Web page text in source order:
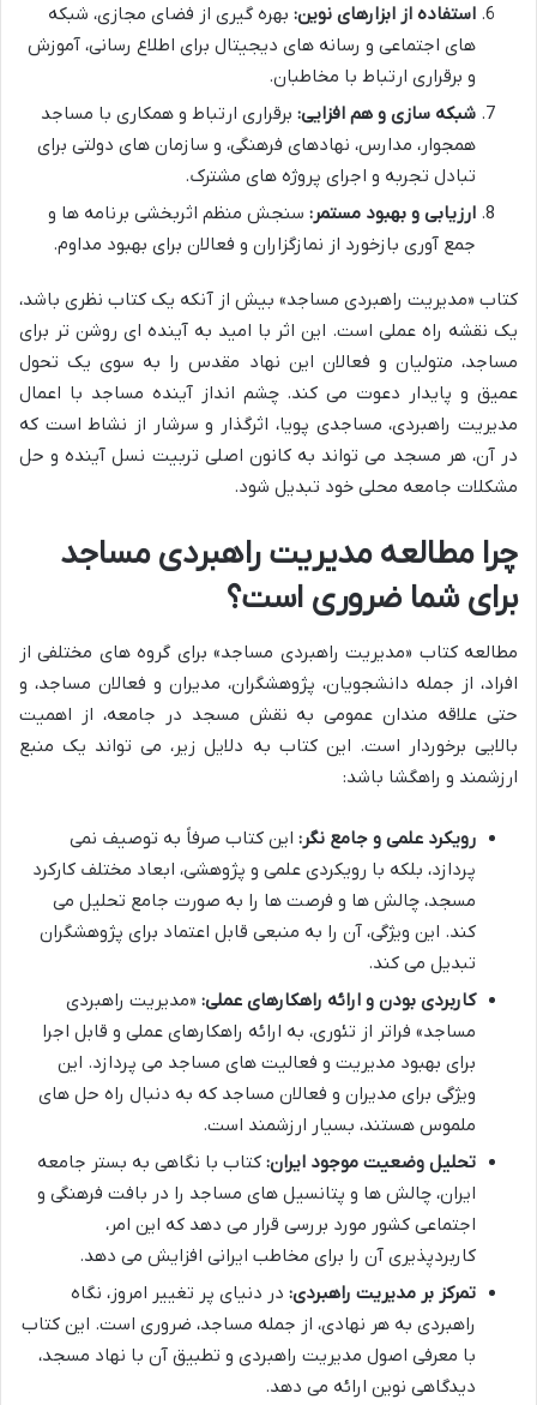
استفاده از ابزارهای نوین: بهره گیری از فضای مجازی، شبکه
های اجتماعی و رسانه های دیجیتال برای اطلاع رسانی، آموزش
و برقراری ارتباط با مخاطبان.
شبکه سازی و هم افزایی: برقراری ارتباط و همکاری با مساجد
همجوار، مدارس، نهادهای فرهنگی، و سازمان های دولتی برای
تبادل تجربه و اجرای پروژه های مشترک.
ارزیابی و بهبود مستمر: سنجش منظم اثربخشی برنامه ها و
جمع آوری بازخورد از نمازگزاران و فعالان برای بهبود مداوم.
کتاب «مدیریت راهبردی مساجد» بیش از آنکه یک کتاب نظری باشد،
یک نقشه راه عملی است. این اثر با امید به آینده ای روشن تر برای
مساجد، متولیان و فعالان این نهاد مقدس را به سوی یک تحول
عمیق و پایدار دعوت می کند. چشم انداز آینده مساجد با اعمال
مدیریت راهبردی، مساجدی پویا، اثرگذار و سرشار از نشاط است که
در آن، هر مسجد می تواند به کانون اصلی تربیت نسل آینده و حل
مشکلات جامعه محلی خود تبدیل شود.
چرا مطالعه مدیریت راهبردی مساجد
برای شما ضروری است؟
مطالعه کتاب «مدیریت راهبردی مساجد» برای گروه های مختلفی از
افراد، از جمله دانشجویان، پژوهشگران، مدیران و فعالان مساجد، و
حتی علاقه مندان عمومی به نقش مسجد در جامعه، از اهمیت
بالایی برخوردار است. این کتاب به دلایل زیر، می تواند یک منبع
ارزشمند و راهگشا باشد:
رویکرد علمی و جامع نگر: این کتاب صرفاً به توصیف نمی
پردازد، بلکه با رویکردی علمی و پژوهشی، ابعاد مختلف کارکرد
مسجد، چالش ها و فرصت ها را به صورت جامع تحلیل می
کند. این ویژگی، آن را به منبعی قابل اعتماد برای پژوهشگران
تبدیل می کند.
کاربردی بودن و ارائه راهکارهای عملی: «مدیریت راهبردی
مساجد» فراتر از تئوری، به ارائه راهکارهای عملی و قابل اجرا
برای بهبود مدیریت و فعالیت های مساجد می پردازد. این
ویژگی برای مدیران و فعالان مساجد که به دنبال راه حل های
ملموس هستند، بسیار ارزشمند است.
تحلیل وضعیت موجود ایران: کتاب با نگاهی به بستر جامعه
ایران، چالش ها و پتانسیل های مساجد را در بافت فرهنگی و
اجتماعی کشور مورد بررسی قرار می دهد که این امر،
کاربردپذیری آن را برای مخاطب ایرانی افزایش می دهد.
تمرکز بر مدیریت راهبردی: در دنیای پر تغییر امروز، نگاه
راهبردی به هر نهادی، از جمله مساجد، ضروری است. این کتاب
با معرفی اصول مدیریت راهبردی و تطبیق آن با نهاد مسجد،
دیدگاهی نوین ارائه می دهد.